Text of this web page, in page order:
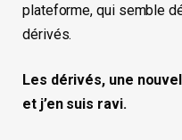
plateforme, qui semble
dérivés.
Les dérivés, une
et j’en suis ravi.